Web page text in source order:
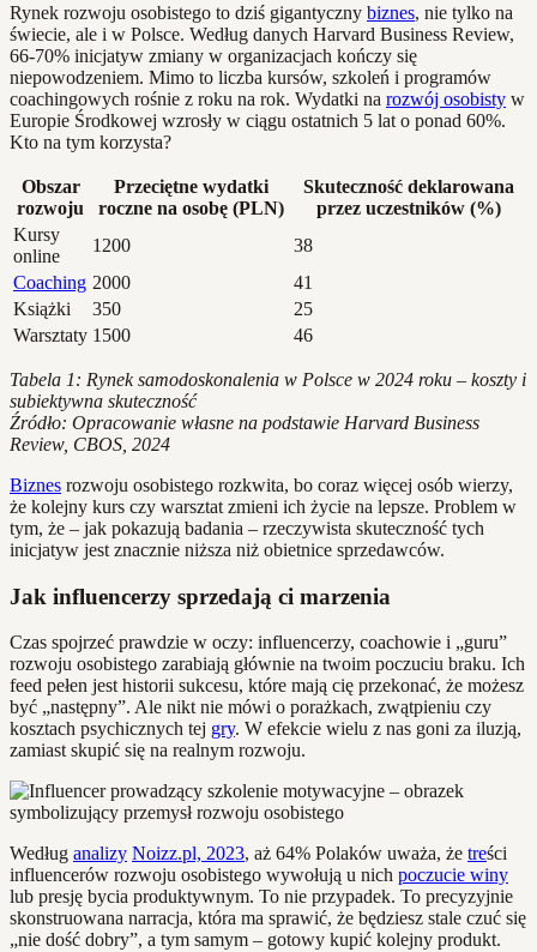
Rynek rozwoju osobistego to dziś gigantyczny biznes, nie tylko na
świecie, ale i w Polsce. Według danych Harvard Business Review,
66-70% inicjatyw zmiany w organizacjach kończy się
niepowodzeniem. Mimo to liczba kursów, szkoleń i programów
coachingowych rośnie z roku na rok. Wydatki na rozwój osobisty w
Europie Środkowej wzrosły w ciągu ostatnich 5 lat o ponad 60%.
Kto na tym korzysta?
Obszar
rozwoju
Przeciętne wydatki
roczne na osobę (PLN)
Skuteczność deklarowana
przez uczestników (%)
Kursy
online
1200
38
Coaching 2000
41
Książki
350
25
Warsztaty 1500 46
Tabela 1: Rynek samodoskonalenia w Polsce w 2024 roku – koszty i
subiektywna skuteczność
Źródło: Opracowanie własne na podstawie Harvard Business
Review, CBOS, 2024
Biznes rozwoju osobistego rozkwita, bo coraz więcej osób wierzy,
że kolejny kurs czy warsztat zmieni ich życie na lepsze. Problem w
tym, że – jak pokazują badania – rzeczywista skuteczność tych
inicjatyw jest znacznie niższa niż obietnice sprzedawców.
Jak influencerzy sprzedają ci marzenia
Czas spojrzeć prawdzie w oczy: influencerzy, coachowie i „guru”
rozwoju osobistego zarabiają głównie na twoim poczuciu braku. Ich
feed pełen jest historii sukcesu, które mają cię przekonać, że możesz
być „następny”. Ale nikt nie mówi o porażkach, zwątpieniu czy
kosztach psychicznych tej gry. W efekcie wielu z nas goni za iluzją,
zamiast skupić się na realnym rozwoju.
Według analizy Noizz.pl, 2023, aż 64% Polaków uważa, że treści
influencerów rozwoju osobistego wywołują u nich poczucie winy
lub presję bycia produktywnym. To nie przypadek. To precyzyjnie
skonstruowana narracja, która ma sprawić, że będziesz stale czuć się
„nie dość dobry”, a tym samym – gotowy kupić kolejny produkt.